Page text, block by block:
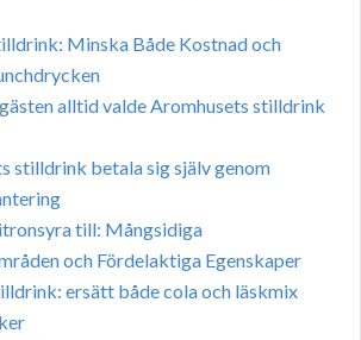
Minska Både Kostnad och
alltid valde Aromhusets stilldrink
stilldrink betala sig själv genom
till: Mångsidiga
och Fördelaktiga Egenskaper
ersätt både cola och läskmix